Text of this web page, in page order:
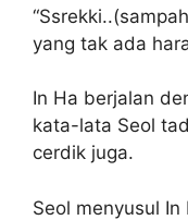
yang tak ada
In Ha berjalan
kata-lata Seol
cerdik juga.
Seol menyusul